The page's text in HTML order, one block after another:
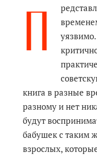
П
книга в разные
разному и нет
будут
бабушек с таким
взрослых,